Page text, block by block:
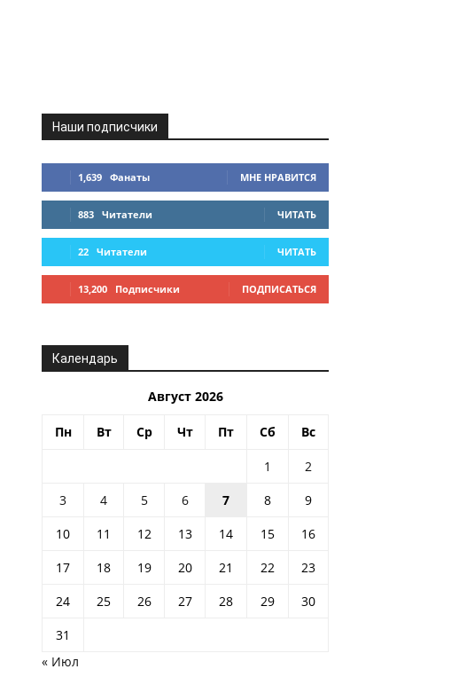
Наши подписчики
1,639 Фанаты МНЕ НРАВИТСЯ
883 Читатели ЧИТАТЬ
22 Читатели ЧИТАТЬ
13,200 Подписчики ПОДПИСАТЬСЯ
Календарь
Август 2026
Пн Вт Ср Чт Пт Сб Вс
1
2
3
4 5 6 7 8
9
10
11 12 13 14 15
16
17
18 19 20 21 22
23
24
25 26 27 28 29
30
31
« Июл